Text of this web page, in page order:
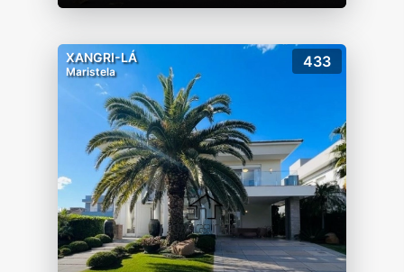
XANGRI-LÁ
Maristela
433